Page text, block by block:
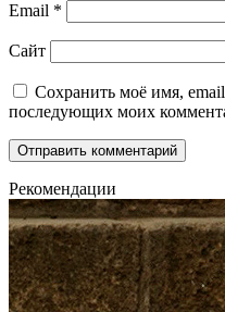
Email *
Сайт
Сохранить моё имя, email
последующих моих
Рекомендации